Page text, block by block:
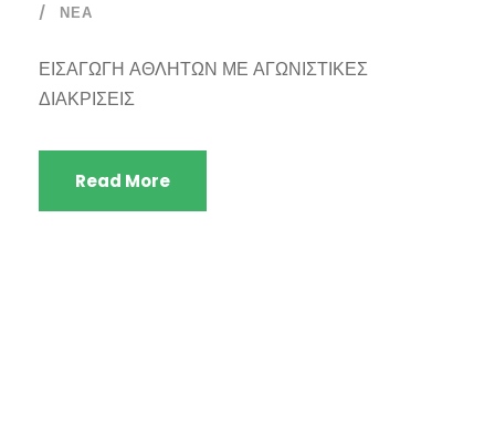
ΝΈΑ
ΕΙΣΑΓΩΓΗ ΑΘΛΗΤΩΝ ΜΕ ΑΓΩΝΙΣΤΙΚΕΣ
ΔΙΑΚΡΙΣΕΙΣ
Read More